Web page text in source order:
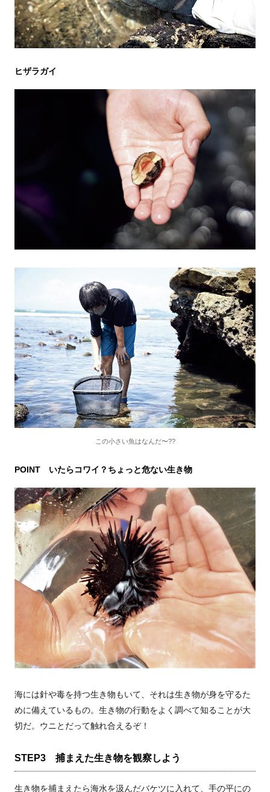
ヒザラガイ
この小さい魚はなんだ〜??
POINT いたらコワイ？ちょっと危ない生き物
海には針や毒を持つ生き物もいて、それは生き物が身を守るた
めに備えているもの。生き物の行動をよく調べて知ることが大
切だ。ウニとだって触れ合えるぞ！
STEP3 捕まえた生き物を観察しよう
生き物を捕まえたら海水を汲んだバケツに入れて、手の平にの